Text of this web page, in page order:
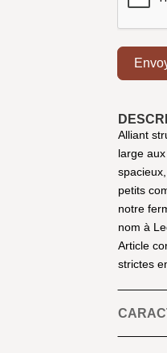
Alliant
large
petits
notre
nom à
Article
strictes